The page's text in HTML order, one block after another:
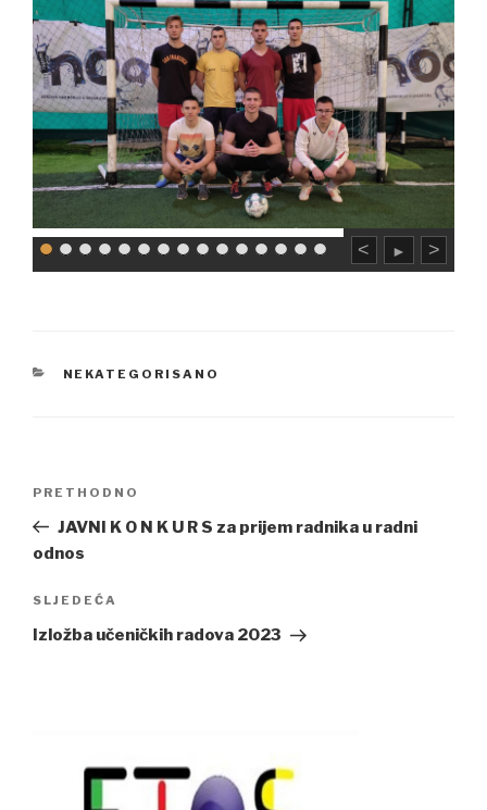
< ► >
CATEGORIES
NEKATEGORISANO
Previous
Post
PRETHODNO
JAVNI K O N K U R S za prijem radnika u radni
odnos
Next
Post
SLJEDEĆA
Izložba učeničkih radova 2023